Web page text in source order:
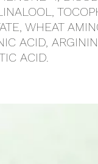
WHEAT
ACID,
ACID.